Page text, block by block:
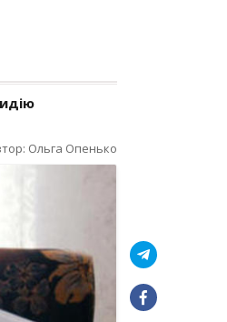
Ольга Опенько